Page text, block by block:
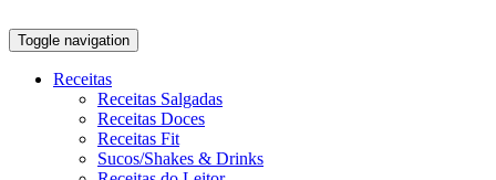
Toggle navigation
Receitas
Receitas Salgadas
Receitas Doces
Receitas Fit
Sucos/Shakes & Drinks